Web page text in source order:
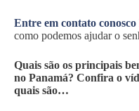
Entre em contato conosco
como podemos ajudar o
Quais são os principais
no Panamá? Confira o
quais são…